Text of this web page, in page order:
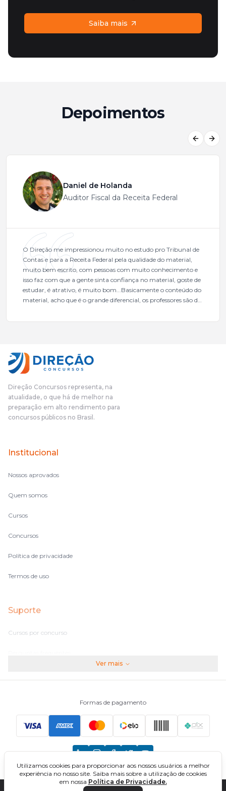
Saiba mais
Depoimentos
Daniel de Holanda
Auditor Fiscal da Receita Federal
O Direção me impressionou muito no estudo pro Tribunal de
Contas e para a Receita Federal pela qualidade do material,
muito bem escrito, com pessoas com muito conhecimento e
isso faz com que a gente sinta confiança no material, goste de
estudar, é atrativo, é muito bom...Basicamente o conteúdo do
material, acho que é o grande diferencial, os professores são de
mais excelentes cargos da administração pública.Eu sempre
fundamental na minha derrota no ano passado para que eu
pudesse enxergar o que eu errei e corrigir minha rota.E além
das aulas vocês(Direção Concursos), que fizeram um
o aluno, além de ter que estudar, ele tem que perder tempo
fazendo um cronograma, num pós- edital é muito
complicado, é uma avalanche de informação, então vocês
terem feito isso é muito bacana, porque quando eu me sentia
no volume de matérias.
Direção Concursos representa, na
atualidade, o que há de melhor na
preparação em alto rendimento para
concursos públicos no Brasil.
Institucional
Nossos aprovados
Quem somos
Cursos
Concursos
Política de privacidade
Termos de uso
Suporte
Cursos por concurso
Principais Concursos
CNU
TCU
Ver mais
Formas de pagamento
Utilizamos cookies para proporcionar aos nossos usuários a melhor
experiência no nosso site. Saiba mais sobre a utilização de cookies
em nossa Política de Privacidade.